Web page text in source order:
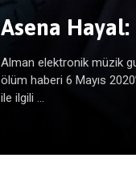
Asena
Alman elektronik müzik
ölüm haberi 6 Mayıs
ile ilgili ...